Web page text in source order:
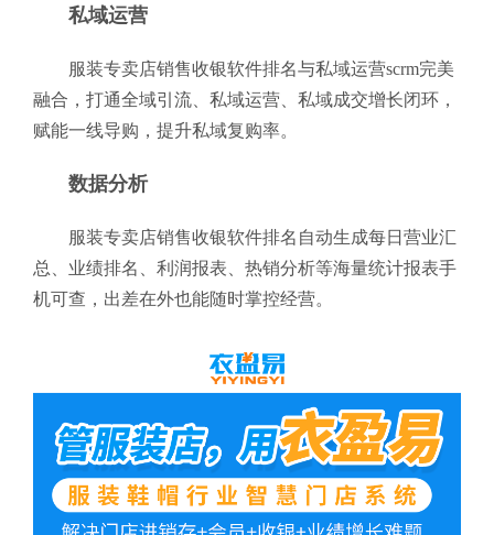
私域运营
服装专卖店销售收银软件排名与私域运营scrm完美
融合，打通全域引流、私域运营、私域成交增长闭环，
赋能一线导购，提升私域复购率。
数据分析
服装专卖店销售收银软件排名自动生成每日营业汇
总、业绩排名、利润报表、热销分析等海量统计报表手
机可查，出差在外也能随时掌控经营。